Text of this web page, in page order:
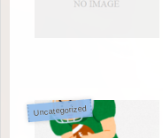
Uncategorized